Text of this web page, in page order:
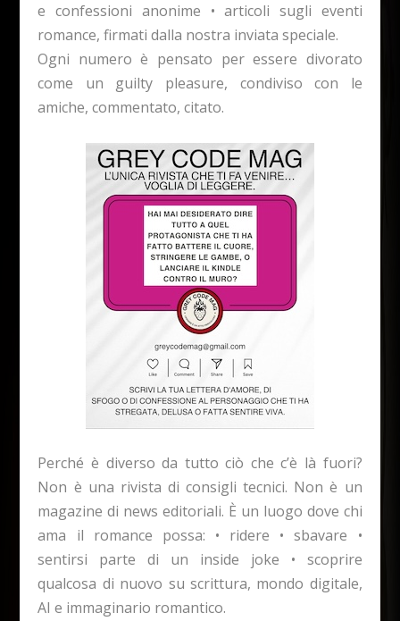
e confessioni anonime • articoli sugli eventi
romance, firmati dalla nostra inviata speciale.
Ogni numero è pensato per essere divorato
come un guilty pleasure, condiviso con le
amiche, commentato, citato.
Perché è diverso da tutto ciò che c’è là fuori?
Non è una rivista di consigli tecnici. Non è un
magazine di news editoriali. È un luogo dove chi
ama il romance possa: • ridere • sbavare •
sentirsi parte di un inside joke • scoprire
qualcosa di nuovo su scrittura, mondo digitale,
AI e immaginario romantico.